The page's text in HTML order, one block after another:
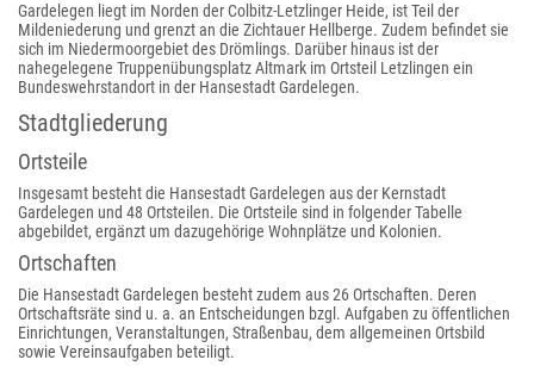
Gardelegen liegt im Norden der Colbitz-Letzlinger Heide, ist Teil der
Mildeniederung und grenzt an die Zichtauer Hellberge. Zudem befindet sie
sich im Niedermoorgebiet des Drömlings. Darüber hinaus ist der
nahegelegene Truppenübungsplatz Altmark im Ortsteil Letzlingen ein
Bundeswehrstandort in der Hansestadt Gardelegen.
Stadtgliederung
Ortsteile
Insgesamt besteht die Hansestadt Gardelegen aus der Kernstadt
Gardelegen und 48 Ortsteilen. Die Ortsteile sind in folgender Tabelle
abgebildet, ergänzt um dazugehörige Wohnplätze und Kolonien.
Ortschaften
Die Hansestadt Gardelegen besteht zudem aus 26 Ortschaften. Deren
Ortschaftsräte sind u. a. an Entscheidungen bzgl. Aufgaben zu öffentlichen
Einrichtungen, Veranstaltungen, Straßenbau, dem allgemeinen Ortsbild
sowie Vereinsaufgaben beteiligt.